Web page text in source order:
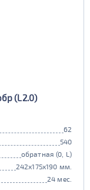
(L2.0)
62
540
обратная (0, L)
242x175x190 мм.
24 мес.